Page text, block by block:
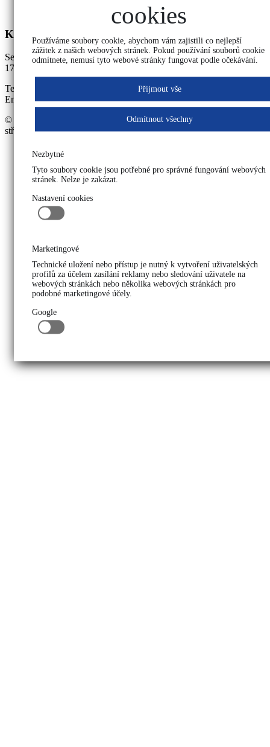
Kontakt
Sekretariát školy
17. listopadu 177, 542 34 Malé Svatoňovice
Tel: +420 725 387 199
Email:
svatonovice@bpakademie.cz
© 2026 Bezpečnostně právní akademie Malé Svatoňovice, s. r. o.,
střední škola
cookies
Používáme soubory cookie, abychom vám zajistili co nejlepší
zážitek z našich webových stránek. Pokud používání souborů cookie
odmítnete, nemusí tyto webové stránky fungovat podle očekávání.
Přijmout vše
Odmítnout všechny
Nezbytné
Tyto soubory cookie jsou potřebné pro správné fungování webových
stránek. Nelze je zakázat.
Nastavení cookies
Marketingové
Technické uložení nebo přístup je nutný k vytvoření uživatelských
profilů za účelem zasílání reklamy nebo sledování uživatele na
webových stránkách nebo několika webových stránkách pro
podobné marketingové účely.
Google